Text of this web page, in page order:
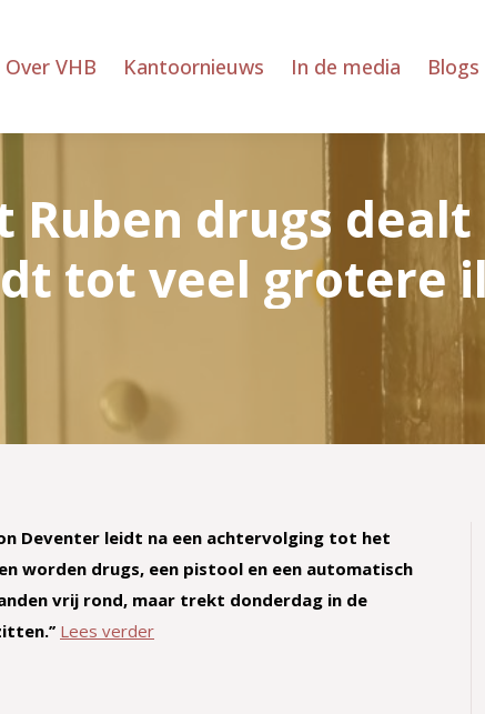
Over VHB Kantoornieuws In de media Blogs
Ruben drugs
tot veel grotere
Deventer leidt na een achtervolging tot het
worden drugs, een pistool en een automatisch
vrij rond, maar trekt donderdag in de
Lees verder